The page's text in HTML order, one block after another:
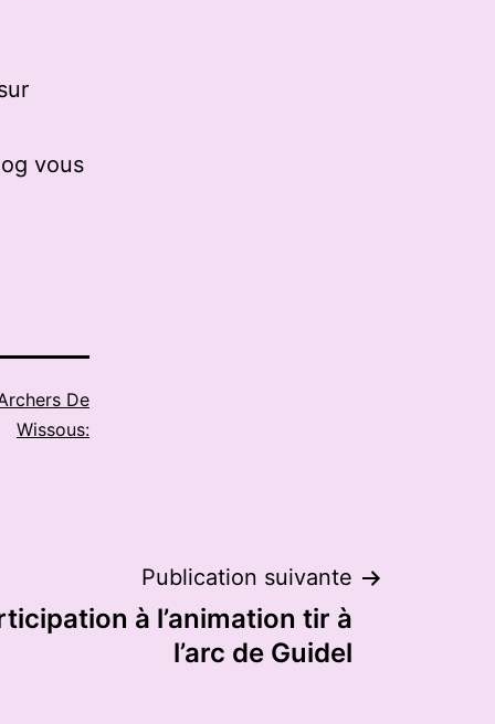
vous
De
Wissous:
Publication suivante
à l’animation tir à
l’arc de Guidel